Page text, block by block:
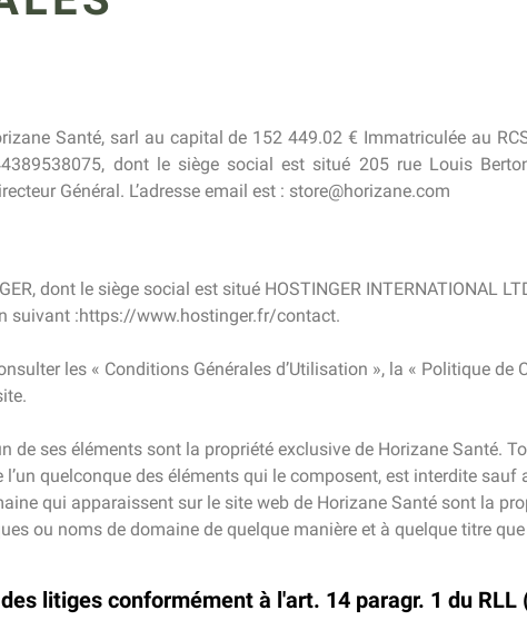
Santé, sarl au capital de 152 449.02 € Immatriculée au
dont le siège social est situé 205 rue Louis
Général. L’adresse email est : store@horizane.com
dont le siège social est situé HOSTINGER INTERNATIONAL
suivant :https://www.hostinger.fr/contact.
les « Conditions Générales d’Utilisation », la « Politique de
de ses éléments sont la propriété exclusive de Horizane Santé.
quelconque des éléments qui le composent, est interdite
qui apparaissent sur le site web de Horizane Santé sont la
ou noms de domaine de quelque manière et à quelque titre
litiges conformément à l'art. 14 paragr. 1 du